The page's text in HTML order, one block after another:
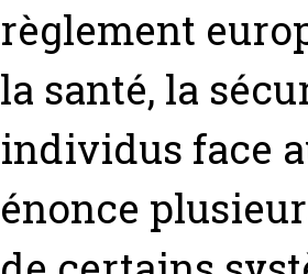
règlement
la santé, la
individus face
énonce